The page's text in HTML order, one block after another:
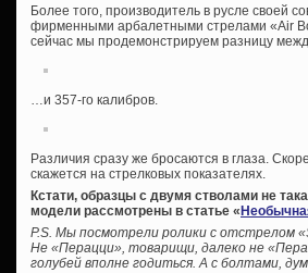
Более того, производитель в русле своей
фирменными арбалетными стрелами «Air
сейчас мы продемонстрируем разницу
…и 357-го калибров.
Различия сразу же бросаются в глаза.
скажется на стрелковых показателях.
Кстати, образцы с двумя стволами не
модели рассмотрены в статье «
P.S. Мы посмотрели ролики с отстрелом
Не «Перацци», товарищи, далеко не
голубей вполне годиться. А с болтами,